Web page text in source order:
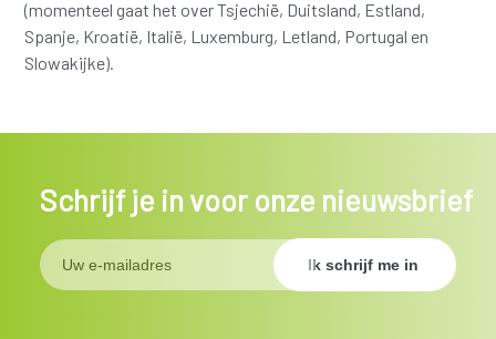
(momenteel gaat het over Tsjechië, Duitsland, Estland,
Spanje, Kroatië, Italië, Luxemburg, Letland, Portugal en
Slowakijke).
Schrijf je in voor onze nieuwsbrief